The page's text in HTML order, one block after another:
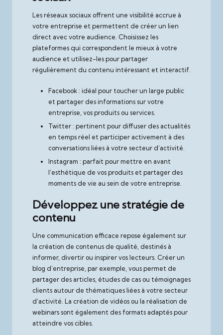
Les réseaux sociaux offrent une visibilité accrue à
votre entreprise et permettent de créer un lien
direct avec votre audience. Choisissez les
plateformes qui correspondent le mieux à votre
audience et utilisez-les pour partager
régulièrement du contenu intéressant et interactif.
Facebook : idéal pour toucher un large public
et partager des informations sur votre
entreprise, vos produits ou services.
Twitter : pertinent pour diffuser des actualités
en temps réel et participer activement à des
conversations liées à votre secteur d’activité.
Instagram : parfait pour mettre en avant
l’esthétique de vos produits et partager des
moments de vie au sein de votre entreprise.
Développez une stratégie de
contenu
Une communication efficace repose également sur
la création de contenus de qualité, destinés à
informer, divertir ou inspirer vos lecteurs. Créer un
blog d’entreprise, par exemple, vous permet de
partager des articles, études de cas ou témoignages
clients autour de thématiques liées à votre secteur
d’activité. La création de vidéos ou la réalisation de
webinars sont également des formats adaptés pour
atteindre vos cibles.